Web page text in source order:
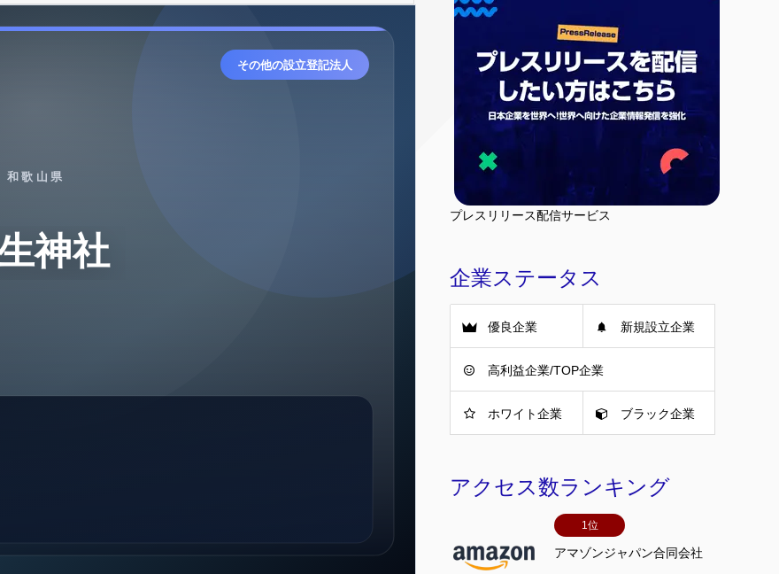
プレスリリース配信サービス
企業ステータス
優良企業 新規設立企業
高利益企業/TOP企業
ホワイト企業 ブラック企業
アクセス数ランキング
1位
アマゾンジャパン合同会社